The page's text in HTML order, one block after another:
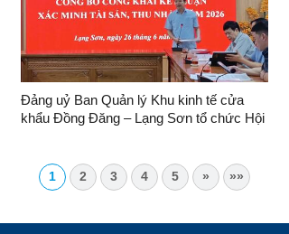
Đảng uỷ Ban Quản lý Khu kinh tế cửa
khẩu Đồng Đăng – Lạng Sơn tổ chức Hội
1 2 3 4 5 » »»